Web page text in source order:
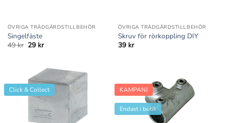
ÖVRIGA TRÄDGÅRDSTILLBEHÖR
Singelfäste
49kr Det
49 kr.
29 krDet
29 kr.
ÖVRIGA TRÄDGÅRDSTILLBEHÖR
Skruv för rörkoppling DIY
39 kr
Click & Collect KAMPANJ
Endast i butik